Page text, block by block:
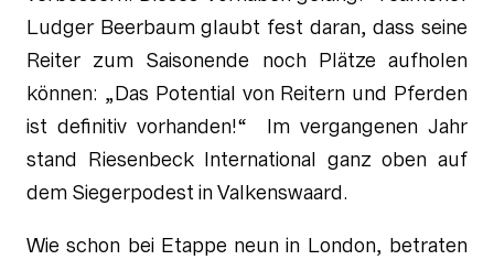
Ludger Beerbaum glaubt fest daran, dass seine
Reiter zum Saisonende noch Plätze aufholen
können: „Das Potential von Reitern und Pferden
ist definitiv vorhanden!“ Im vergangenen Jahr
stand Riesenbeck International ganz oben auf
dem Siegerpodest in Valkenswaard.
Wie schon bei Etappe neun in London, betraten